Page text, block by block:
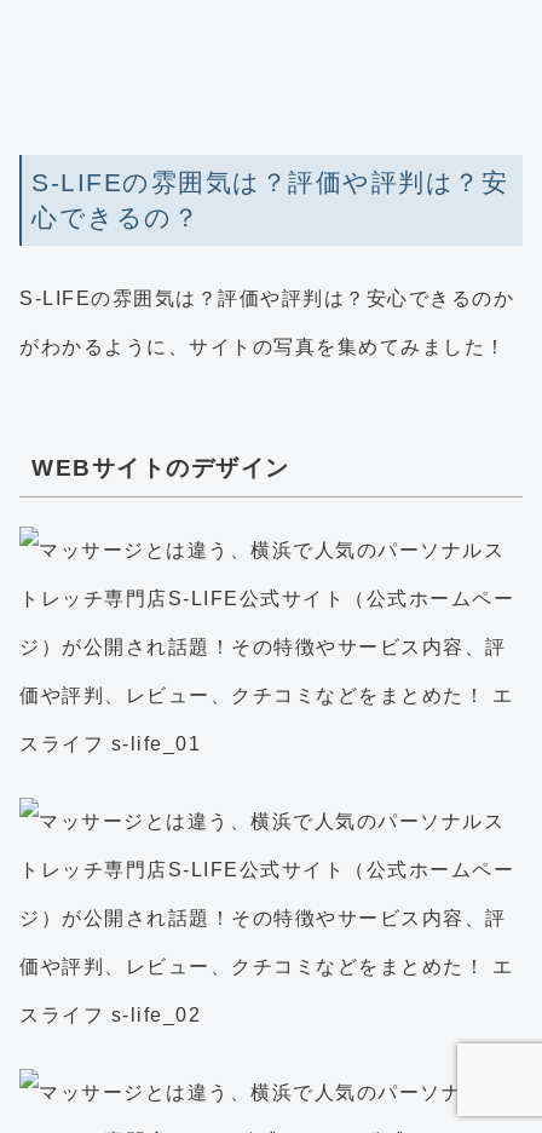
S-LIFEの雰囲気は？評価や評判は？安
心できるの？
S-LIFEの雰囲気は？評価や評判は？安心できるのか
がわかるように、サイトの写真を集めてみました！
WEBサイトのデザイン